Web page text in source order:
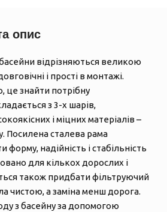
опис
відрізняються великою
і прості в монтажі.
це знайти потрібну
з 3-х шарів,
і міцних матеріалів –
Посилена сталева рама
форму, надійність і стабільність
для кількох дорослих і
також придбати фільтруючий
чистою, а заміна менш дорога.
з басейну за допомогою